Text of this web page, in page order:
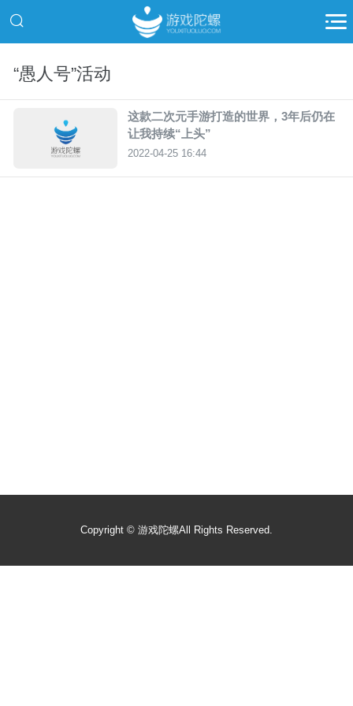
“愚人号”活动
这款二次元手游打造的世界，3年后仍在
让我持续“上头”
2022-04-25 16:44
Copyright © 游戏陀螺All Rights Reserved.